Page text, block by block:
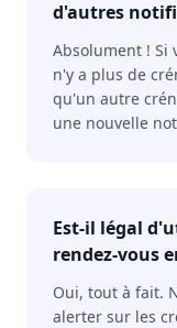
d'autres
Absolument ! Si
n'y a plus de
qu'un autre
une nouvelle
Est-il légal
rendez-vous
Oui, tout à fait.
alerter sur les